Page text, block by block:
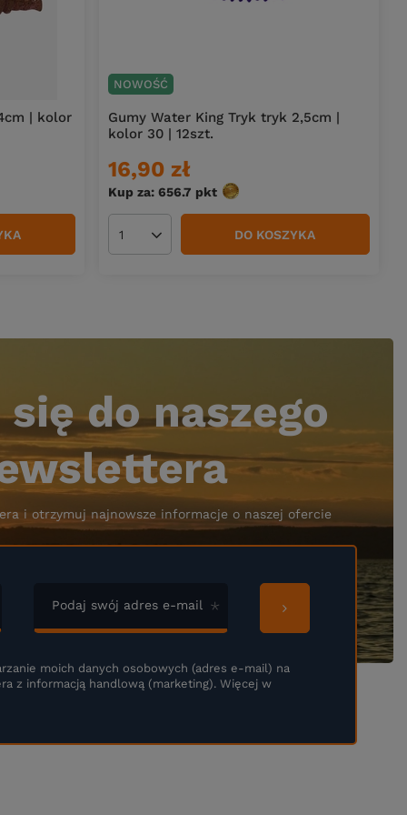
| kolor
NOWOŚĆ
Gumy Water King Tryk tryk 2,5cm |
kolor 30 | 12szt.
16,90 zł
Kup za: 656.7 pktpunktów
Ilość produktów DO KOSZYKA
do naszego
i otrzymuj najnowsze informacje o naszej ofercie
Podaj swój adres e-mail
moich danych osobowych (adres e-mail) na
z informacją handlową (marketing). Więcej w